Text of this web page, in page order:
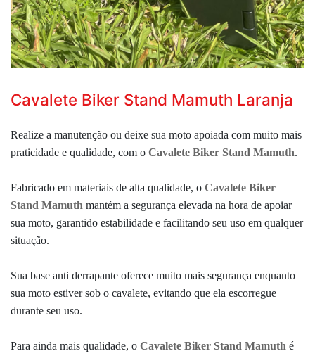
Cavalete Biker Stand Mamuth Laranja
Realize a manutenção ou deixe sua moto apoiada com muito mais
praticidade e qualidade, com o Cavalete Biker Stand Mamuth.
Fabricado em materiais de alta qualidade, o Cavalete Biker
Stand Mamuth mantém a segurança elevada na hora de apoiar
sua moto, garantido estabilidade e facilitando seu uso em qualquer
situação.
Sua base anti derrapante oferece muito mais segurança enquanto
sua moto estiver sob o cavalete, evitando que ela escorregue
durante seu uso.
Para ainda mais qualidade, o Cavalete Biker Stand Mamuth é